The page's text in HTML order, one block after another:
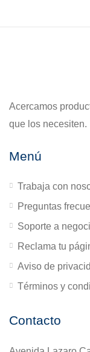
Acercamos
que los necesiten.
Menú
Trabaja con
Preguntas
Soporte a
Reclama tu
Aviso de
Términos y
Contacto